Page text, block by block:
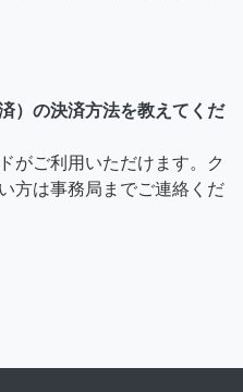
）の決済方法を教えてくだ
がご利用いただけます。ク
方は事務局までご連絡くだ